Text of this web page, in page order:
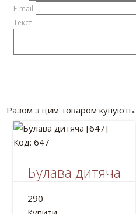
E-mail
Текст
Разом з цим товаром купують:
Код: 647
Булава дитяча
Дерев'яна булава
Довжина:33см
290